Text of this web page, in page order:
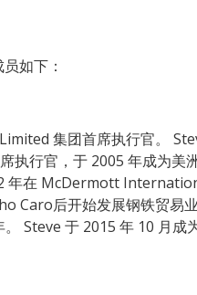
如下：
集团首席执行官。
执行官，于 2005 年成为美
年在 McDermott
Caro后开始发展钢铁贸易
Steve 于 2015 年 10 月